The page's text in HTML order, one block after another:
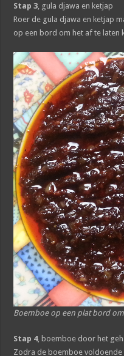
Stap 3 , gula djawa en ketjap
Roer de gula djawa en ketjap
op een bord om het af te laten
Boemboe op een plat bord
Stap 4, boemboe door het
Zodra de boemboe voldoende